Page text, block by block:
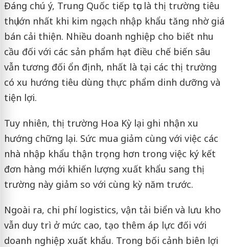
Đáng chú ý, Trung Quốc tiếp tục là thị trường tiêu
thụ lớn nhất khi kim ngạch nhập khẩu tăng nhờ giá
bán cải thiện. Nhiều doanh nghiệp cho biết nhu
cầu đối với các sản phẩm hạt điều chế biến sâu
vẫn tương đối ổn định, nhất là tại các thị trường
có xu hướng tiêu dùng thực phẩm dinh dưỡng và
tiện lợi.
Tuy nhiên, thị trường Hoa Kỳ lại ghi nhận xu
hướng chững lại. Sức mua giảm cùng với việc các
nhà nhập khẩu thận trọng hơn trong việc ký kết
đơn hàng mới khiến lượng xuất khẩu sang thị
trường này giảm so với cùng kỳ năm trước.
Ngoài ra, chi phí logistics, vận tải biển và lưu kho
vẫn duy trì ở mức cao, tạo thêm áp lực đối với
doanh nghiệp xuất khẩu. Trong bối cảnh biên lợi